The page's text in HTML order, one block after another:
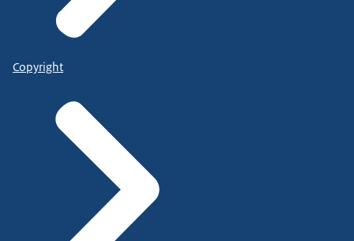
Copyright